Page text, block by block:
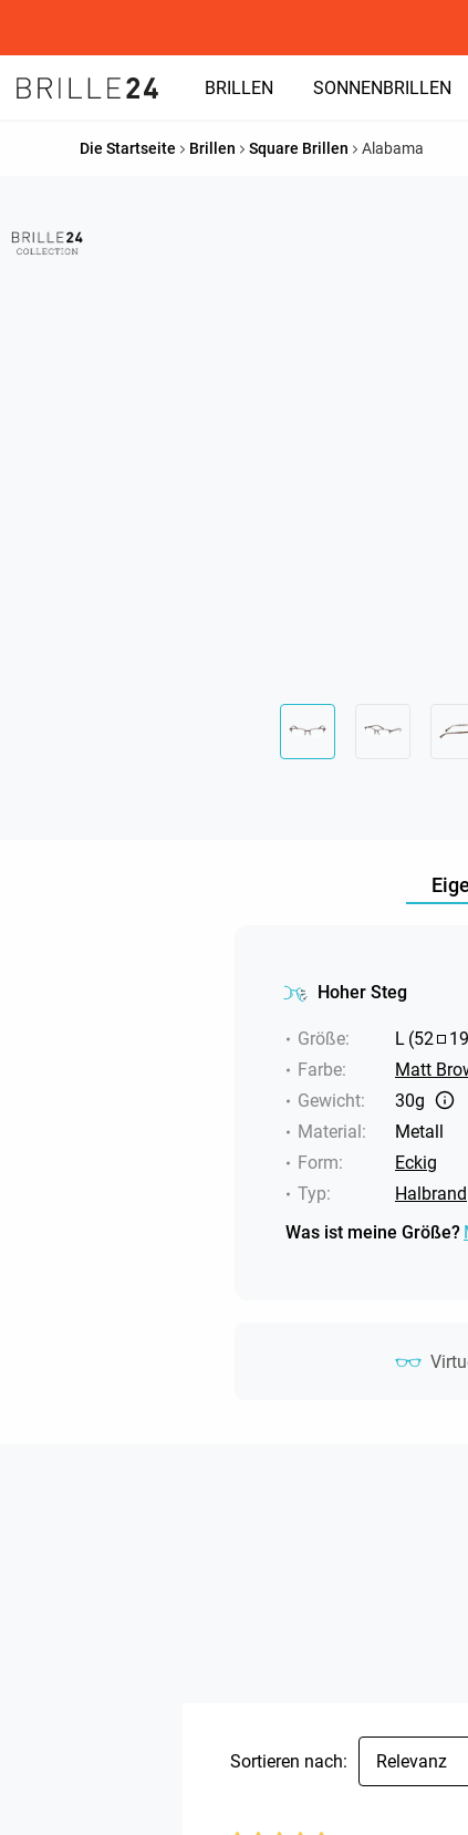
BRILLEN SONNENBRILLEN
Die Startseite Brillen Square Brillen Alabama
Hoher Steg
Größe: L (52 19
Farbe:
Matt
Gewicht:
30g
Material:
Metall
Form:
Eckig
Typ:
Halbrand
Was ist meine Größe?
Sortieren nach: Relevanz